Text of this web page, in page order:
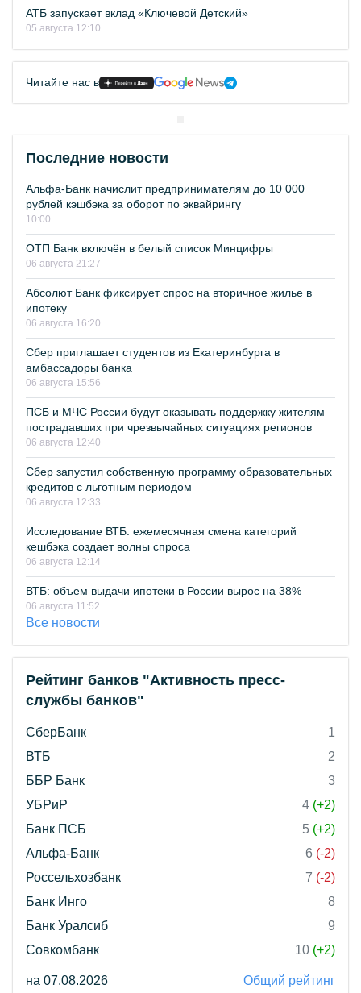
АТБ запускает вклад «Ключевой Детский»
05 августа 12:10
Читайте нас в
Последние новости
Альфа-Банк начислит предпринимателям до 10 000
рублей кэшбэка за оборот по эквайрингу
10:00
ОТП Банк включён в белый список Минцифры
06 августа 21:27
Абсолют Банк фиксирует спрос на вторичное жилье в
ипотеку
06 августа 16:20
Сбер приглашает студентов из Екатеринбурга в
амбассадоры банка
06 августа 15:56
ПСБ и МЧС России будут оказывать поддержку жителям
пострадавших при чрезвычайных ситуациях регионов
06 августа 12:40
Сбер запустил собственную программу образовательных
кредитов с льготным периодом
06 августа 12:33
Исследование ВТБ: ежемесячная смена категорий
кешбэка создает волны спроса
06 августа 12:14
ВТБ: объем выдачи ипотеки в России вырос на 38%
06 августа 11:52
Все новости
Рейтинг банков "Активность пресс-
службы банков"
СберБанк
1
ВТБ
2
ББР Банк
3
УБРиР
4 (+2)
Банк ПСБ
5 (+2)
Альфа-Банк
6 (-2)
Россельхозбанк
7 (-2)
Банк Инго
8
Банк Уралсиб
9
Совкомбанк
10 (+2)
на 07.08.2026 Общий рейтинг